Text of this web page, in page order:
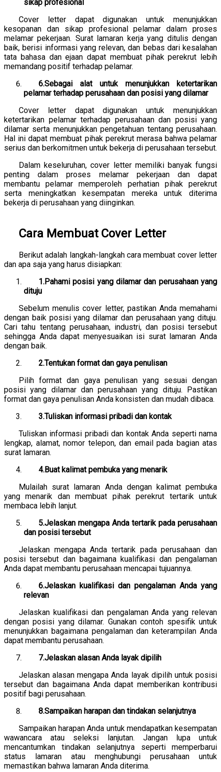
sikap profesional
Cover letter dapat digunakan untuk menunjukkan
kesopanan dan sikap profesional pelamar dalam proses
melamar pekerjaan. Surat lamaran kerja yang ditulis dengan
baik, berisi informasi yang relevan, dan bebas dari kesalahan
tata bahasa dan ejaan dapat membuat pihak perekrut lebih
memandang positif terhadap pelamar.
6.Sebagai alat untuk menunjukkan ketertarikan
pelamar terhadap perusahaan dan posisi yang dilamar
Cover letter dapat digunakan untuk menunjukkan
ketertarikan pelamar terhadap perusahaan dan posisi yang
dilamar serta menunjukkan pengetahuan tentang perusahaan.
Hal ini dapat membuat pihak perekrut merasa bahwa pelamar
serius dan berkomitmen untuk bekerja di perusahaan tersebut.
Dalam keseluruhan, cover letter memiliki banyak fungsi
penting dalam proses melamar pekerjaan dan dapat
membantu pelamar memperoleh perhatian pihak perekrut
serta meningkatkan kesempatan mereka untuk diterima
bekerja di perusahaan yang diinginkan.
Cara Membuat Cover Letter
Berikut adalah langkah-langkah cara membuat cover letter
dan apa saja yang harus disiapkan:
1.Pahami posisi yang dilamar dan perusahaan yang
dituju
Sebelum menulis cover letter, pastikan Anda memahami
dengan baik posisi yang dilamar dan perusahaan yang dituju.
Cari tahu tentang perusahaan, industri, dan posisi tersebut
sehingga Anda dapat menyesuaikan isi surat lamaran Anda
dengan baik.
2.Tentukan format dan gaya penulisan
Pilih format dan gaya penulisan yang sesuai dengan
posisi yang dilamar dan perusahaan yang dituju. Pastikan
format dan gaya penulisan Anda konsisten dan mudah dibaca.
3.Tuliskan informasi pribadi dan kontak
Tuliskan informasi pribadi dan kontak Anda seperti nama
lengkap, alamat, nomor telepon, dan email pada bagian atas
surat lamaran.
4.Buat kalimat pembuka yang menarik
Mulailah surat lamaran Anda dengan kalimat pembuka
yang menarik dan membuat pihak perekrut tertarik untuk
membaca lebih lanjut.
5.Jelaskan mengapa Anda tertarik pada perusahaan
dan posisi tersebut
Jelaskan mengapa Anda tertarik pada perusahaan dan
posisi tersebut dan bagaimana kualifikasi dan pengalaman
Anda dapat membantu perusahaan mencapai tujuannya.
6.Jelaskan kualifikasi dan pengalaman Anda yang
relevan
Jelaskan kualifikasi dan pengalaman Anda yang relevan
dengan posisi yang dilamar. Gunakan contoh spesifik untuk
menunjukkan bagaimana pengalaman dan keterampilan Anda
dapat membantu perusahaan.
7.Jelaskan alasan Anda layak dipilih
Jelaskan alasan mengapa Anda layak dipilih untuk posisi
tersebut dan bagaimana Anda dapat memberikan kontribusi
positif bagi perusahaan.
8.Sampaikan harapan dan tindakan selanjutnya
Sampaikan harapan Anda untuk mendapatkan kesempatan
wawancara atau seleksi lanjutan. Jangan lupa untuk
mencantumkan tindakan selanjutnya seperti memperbarui
status lamaran atau menghubungi perusahaan untuk
memastikan bahwa lamaran Anda diterima.